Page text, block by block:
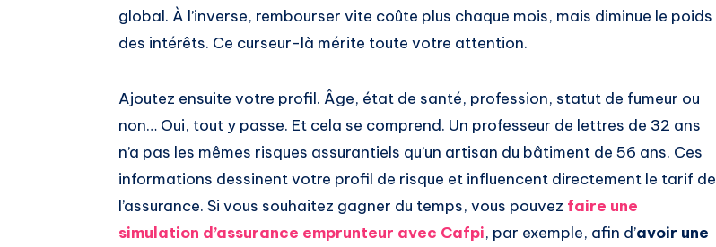
global. À l’inverse, rembourser vite coûte plus chaque mois, mais diminue le poids
des intérêts. Ce curseur-là mérite toute votre attention.
Ajoutez ensuite votre profil. Âge, état de santé, profession, statut de fumeur ou
non… Oui, tout y passe. Et cela se comprend. Un professeur de lettres de 32 ans
n’a pas les mêmes risques assurantiels qu’un artisan du bâtiment de 56 ans. Ces
informations dessinent votre profil de risque et influencent directement le tarif de
l’assurance. Si vous souhaitez gagner du temps, vous pouvez faire une
simulation d’assurance emprunteur avec Cafpi, par exemple, afin d’avoir une